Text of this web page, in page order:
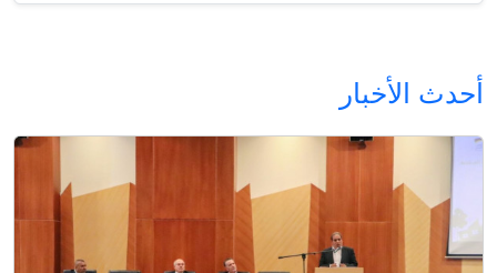
أحدث الأخبار